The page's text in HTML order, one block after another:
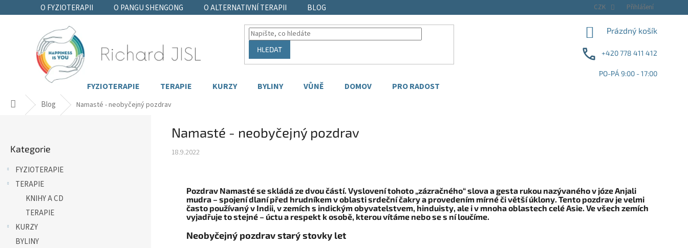
na
O FYZIOTERAPII O PANGU SHENGONG O ALTERNATIVNÍ TERAPII BLOG CZK Přihlášení
HLEDAT
NÁKUPNÍ
Prázdný košík
+420 778 411 412
PO-PÁ 9:00 - 17:00
FYZIOTERAPIE TERAPIE KURZY BYLINY VŮNĚ DOMOV PRO RADOST
Domů Blog Namasté - neobyčejný pozdrav
kategorie
Kategorie
FYZIOTERAPIE
TERAPIE
KNIHY A CD
TERAPIE
KURZY
BYLINY
Namasté - neobyčejný pozdrav
18.9.2022
Pozdrav Namasté se skládá ze dvou částí. Vyslovení tohoto „zázračného“ slova a gesta rukou nazývaného v józe Anjali
mudra – spojení dlaní před hrudníkem v oblasti srdeční čakry a provedením mírné či větší úklony. Tento pozdrav je velmi
často používaný v Indii, v zemích s indickým obyvatelstvem, hinduisty, ale i v mnoha oblastech celé Asie. Ve všech zemích
vyjadřuje to stejné – úctu a respekt k osobě, kterou vítáme nebo se s ní loučíme.
Neobyčejný pozdrav starý stovky let